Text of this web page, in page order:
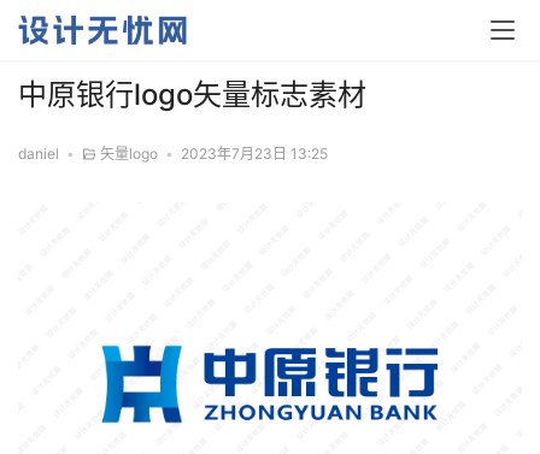
中原银行logo矢量标志素材
daniel • 矢量logo • 2023年7月23日 13:25